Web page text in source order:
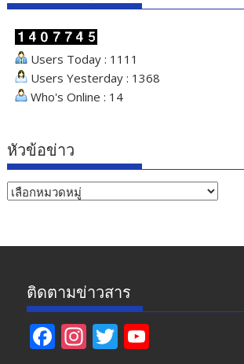
Users Today : 1111
Users Yesterday : 1368
Who's Online : 14
หัวข้อข่าว
หัวข้อ
ติดตามข่าวสาร
F In T